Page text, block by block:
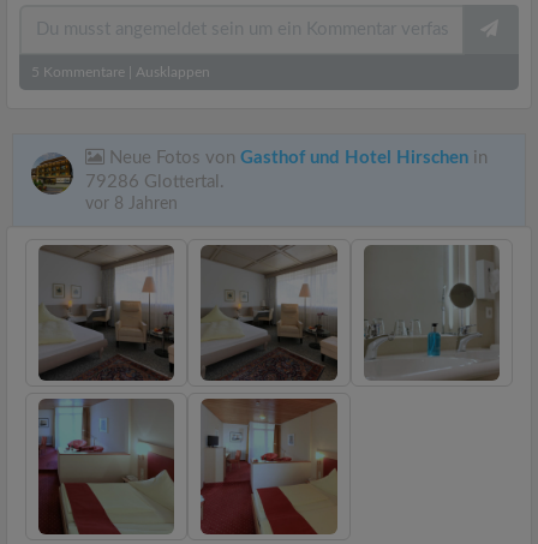
5 Kommentare Ausklappen
Neue Fotos von Gasthof und Hotel Hirschen in
79286 Glottertal.
vor 8 Jahren